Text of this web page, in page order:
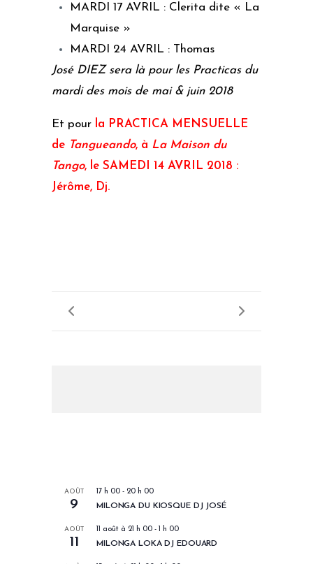
MARDI 17 AVRIL : Clerita dite « La
Marquise »
MARDI 24 AVRIL : Thomas
José DIEZ sera là pour les Practicas du
mardi des mois de mai & juin 2018
Et pour la PRACTICA MENSUELLE
de Tangueando, à La Maison du
Tango, le SAMEDI 14 AVRIL 2018 :
Jérôme, Dj.
AOÛT
9
17 h 00 - 20 h 00
MILONGA DU KIOSQUE DJ JOSÉ
AOÛT
11
11 août à 21 h 00 - 1 h 00
MILONGA LOKA DJ EDOUARD